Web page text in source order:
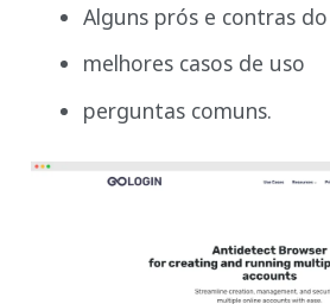
Alguns prós e contras
melhores casos de uso
perguntas comuns.